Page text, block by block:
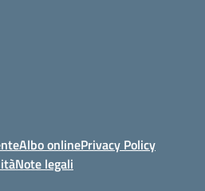
Albo onlinePrivacy Policy
Note legali